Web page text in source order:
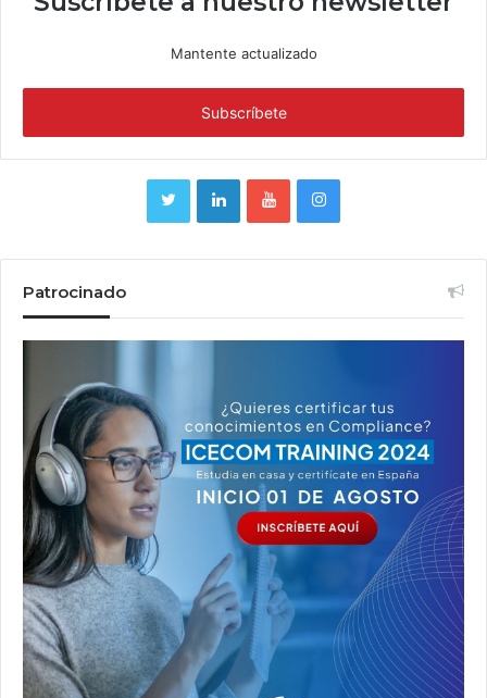
Mantente actualizado
Patrocinado